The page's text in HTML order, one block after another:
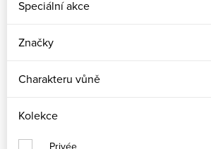
Speciální akce
Značky
Charakteru vůně
Kolekce
Privée